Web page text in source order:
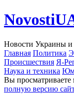
Новости Украины и
Главная Политика
Происшествия Я-
Наука и техника
Вы
полную версию